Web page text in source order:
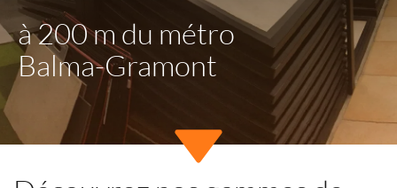
à 200 m du métro
Balma-Gramont